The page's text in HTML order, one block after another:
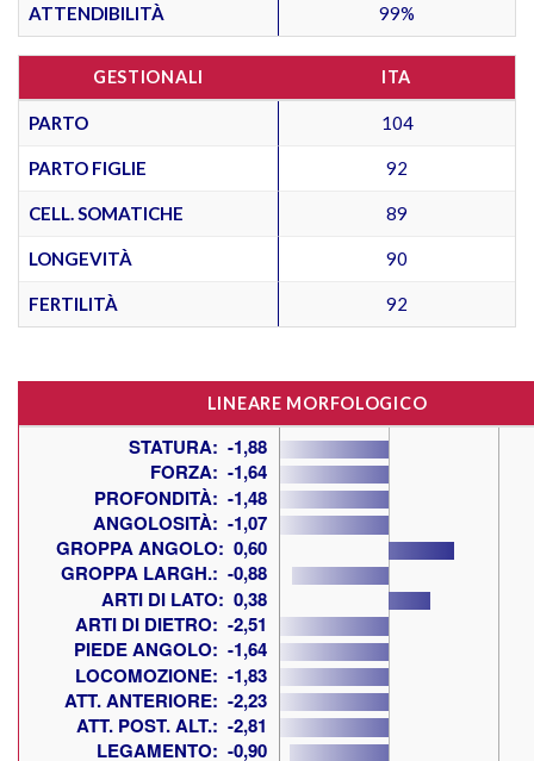
ATTENDIBILITÀ 99%
GESTIONALI ITA
PARTO 104
PARTO FIGLIE 92
CELL. SOMATICHE 89
LONGEVITÀ 90
FERTILITÀ 92
LINEARE MORFOLOGICO